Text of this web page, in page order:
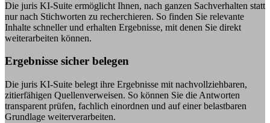
Die juris KI-Suite ermöglicht Ihnen, nach ganzen Sachverhalten statt
nur nach Stichworten zu recherchieren. So finden Sie relevante
Inhalte schneller und erhalten Ergebnisse, mit denen Sie direkt
weiterarbeiten können.
Ergebnisse sicher belegen
Die juris KI-Suite belegt ihre Ergebnisse mit nachvollziehbaren,
zitierfähigen Quellenverweisen. So können Sie die Antworten
transparent prüfen, fachlich einordnen und auf einer belastbaren
Grundlage weiterverarbeiten.